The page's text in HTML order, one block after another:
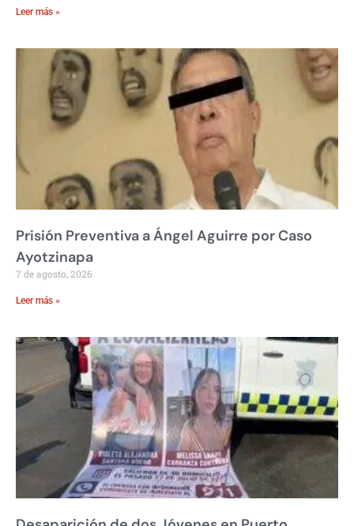
Leer más »
Prisión Preventiva a Ángel Aguirre por Caso
Ayotzinapa
7 de agosto, 2026
Leer más »